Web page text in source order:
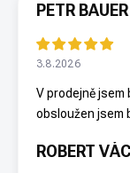
PETR BAUER
3.8.2026
V prodejně jsem
obsloužen jsem
ROBERT